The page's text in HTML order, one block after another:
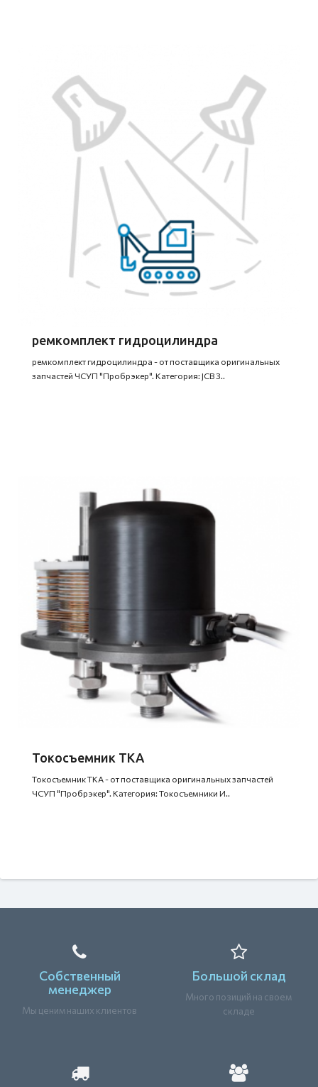
ремкомплект гидроцилиндра
ремкомплект гидроцилиндра - от поставщика оригинальных
запчастей ЧСУП "Пробрэкер". Категория: JCB 3..
Токосъемник ТКА
Токосъемник ТКА - от поставщика оригинальных запчастей
ЧСУП "Пробрэкер". Категория: Токосъемники И..
Собственный
менеджер
Мы ценим наших клиентов
Большой склад
Много позиций на своем
складе